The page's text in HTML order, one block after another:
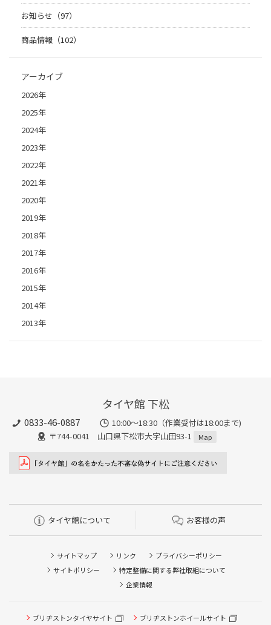
お知らせ（97）
商品情報（102）
アーカイブ
2026年
2025年
2024年
2023年
2022年
2021年
2020年
2019年
2018年
2017年
2016年
2015年
2014年
2013年
タイヤ館 下松
0833-46-0887
10:00～18:30（作業受付は18:00まで)
〒744-0041 山口県下松市大字山田93-1
Map
タイヤ館について お客様の声
サイトマップ リンク
プライバシーポリシー
サイトポリシー
特定整備に関する弊社取組について
企業情報
ブリヂストンタイヤサイト ブリヂストンホイールサイト
ピット作業の予約